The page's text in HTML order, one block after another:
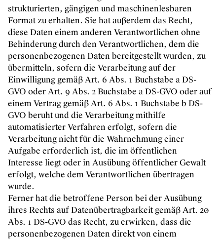
strukturierten, gängigen und maschinenlesbaren
Format zu erhalten. Sie hat außerdem das Recht,
diese Daten einem anderen Verantwortlichen ohne
Behinderung durch den Verantwortlichen, dem die
personenbezogenen Daten bereitgestellt wurden, zu
übermitteln, sofern die Verarbeitung auf der
Einwilligung gemäß Art. 6 Abs. 1 Buchstabe a DS-
GVO oder Art. 9 Abs. 2 Buchstabe a DS-GVO oder auf
einem Vertrag gemäß Art. 6 Abs. 1 Buchstabe b DS-
GVO beruht und die Verarbeitung mithilfe
automatisierter Verfahren erfolgt, sofern die
Verarbeitung nicht für die Wahrnehmung einer
Aufgabe erforderlich ist, die im öffentlichen
Interesse liegt oder in Ausübung öffentlicher Gewalt
erfolgt, welche dem Verantwortlichen übertragen
wurde.
Ferner hat die betroffene Person bei der Ausübung
ihres Rechts auf Datenübertragbarkeit gemäß Art. 20
Abs. 1 DS-GVO das Recht, zu erwirken, dass die
personenbezogenen Daten direkt von einem